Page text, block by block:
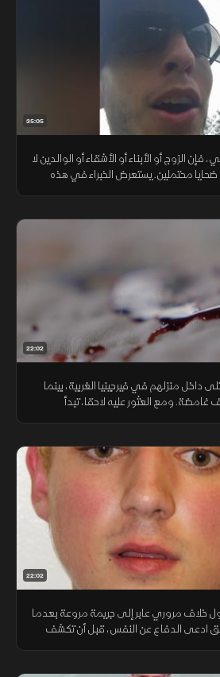
35:05
الزوج أو الأبناء أو الأشقاء أو الوالدين لا
ضحايا محتملين. يستعرض الخبراء في هذه
22:02
داخل منزلهم في فيرجينيا الغربية، بينما
ومع العثور عليه لاحقا، تبدأ
22:02
خلاف مروري عابر إلى جريمة مروعة بعدما
ادعى الدفاع عن النفس، قبل أن تكشف